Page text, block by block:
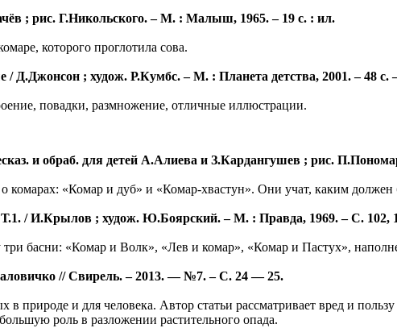
; рис. Г.Никольского. – М. : Малыш, 1965. – 19 с. : ил.
которого проглотила сова.
; худож. Р.Кумбс. – М. : Планета детства, 2001. – 48 с.
повадки, размножение, отличные иллюстрации.
и обраб. для детей А.Алиева и З.Кардангушев ; рис.
комарах: «Комар и дуб» и «Комар-хвастун». Они учат, каким
/ И.Крылов ; худож. Ю.Боярский. – М. : Правда, 1969. – С. 102,
три басни: «Комар и Волк», «Лев и комар», «Комар и Пастух»,
// Свирель. – 2013. — №7. – С. 24 — 25.
в природе и для человека. Автор статьи рассматривает вред и
роль в разложении растительного опада.